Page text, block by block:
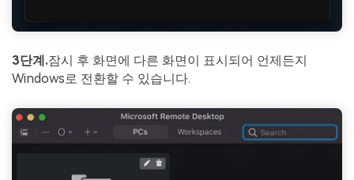
3단계.잠시 후 화면에 다른 화면이 표시되어 언제든지
Windows로 전환할 수 있습니다.